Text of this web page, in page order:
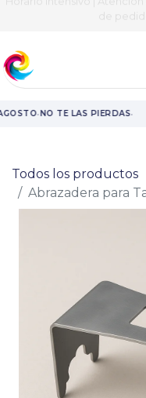
Horario intensivo |
de
·NO TE LAS PIERDAS·
Todos los productos
Abrazadera para